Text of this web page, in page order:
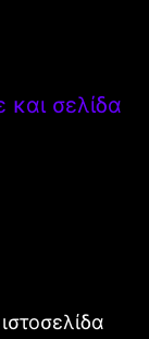
και σελίδα